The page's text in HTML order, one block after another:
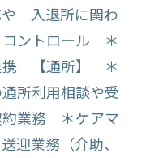
や 入退所に関わ
ントロール ＊
携 【通所】 ＊
所利用相談や受
業務 ＊ケアマ
迎業務（介助、